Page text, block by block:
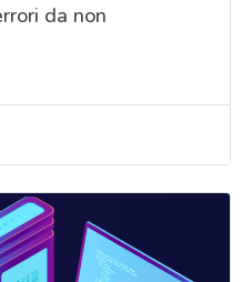
da non